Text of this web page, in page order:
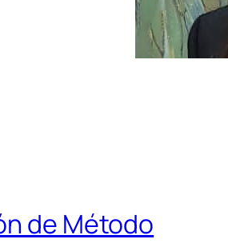
de Método